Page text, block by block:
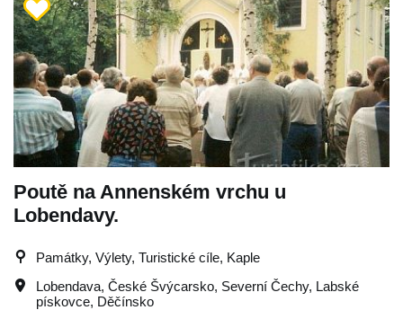
Poutě na Annenském vrchu u
Lobendavy.
Památky, Výlety, Turistické cíle, Kaple
Lobendava, České Švýcarsko, Severní Čechy, Labské
pískovce, Děčínsko